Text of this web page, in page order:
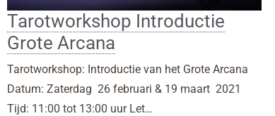
Tarotworkshop Introductie
Grote Arcana
Tarotworkshop: Introductie van het Grote Arcana
Datum: Zaterdag 26 februari & 19 maart 2021
Tijd: 11:00 tot 13:00 uur Let…